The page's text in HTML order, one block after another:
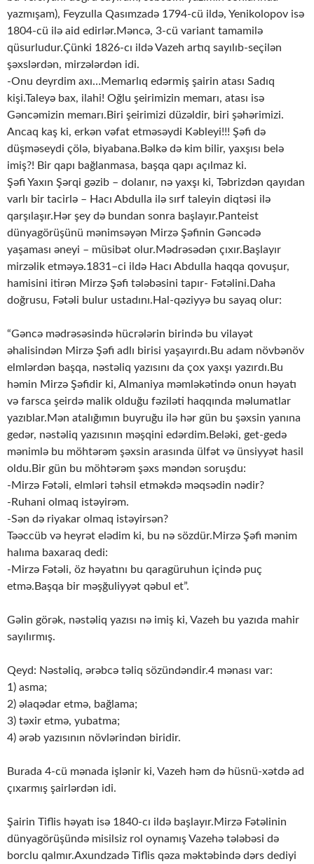
yazmışam), Feyzulla Qasımzadə 1794-cü ildə, Yenikolopov isə
1804-cü ilə aid edirlər.Məncə, 3-cü variant tamamilə
qüsurludur.Çünki 1826-cı ildə Vazeh artıq sayılıb-seçilən
şəxslərdən, mirzələrdən idi.
-Onu deyrdim axı…Memarlıq edərmiş şairin atası Sadıq
kişi.Taleyə bax, ilahi! Oğlu şeirimizin memarı, atası isə
Gəncəmizin memarı.Biri şeirimizi düzəldir, biri şəhərimizi.
Ancaq kaş ki, erkən vəfat etməsəydi Kəbleyi!!! Şəfi də
düşməseydi çölə, biyabana.Bəlkə də kim bilir, yaxşısı belə
imiş?! Bir qapı bağlanmasa, başqa qapı açılmaz ki.
Şəfi Yaxın Şərqi gəzib – dolanır, nə yaxşı ki, Təbrizdən qayıdan
varlı bir tacirlə – Hacı Abdulla ilə sırf taleyin diqtəsi ilə
qarşılaşır.Hər şey də bundan sonra başlayır.Panteist
dünyagörüşünü mənimsəyən Mirzə Şəfinin Gəncədə
yaşaması əneyi – müsibət olur.Mədrəsədən çıxır.Başlayır
mirzəlik etməyə.1831–ci ildə Hacı Abdulla haqqa qovuşur,
hamisini itirən Mirzə Şəfi tələbəsini tapır- Fətəlini.Daha
doğrusu, Fətəli bulur ustadını.Hal-qəziyyə bu sayaq olur:
“Gəncə mədrəsəsində hücrələrin birində bu vilayət
əhalisindən Mirzə Şəfi adlı birisi yaşayırdı.Bu adam növbənöv
elmlərdən başqa, nəstəliq yazısını da çox yaxşı yazırdı.Bu
həmin Mirzə Şəfidir ki, Almaniya məmləkətində onun həyatı
və farsca şeirdə malik olduğu fəziləti haqqında məlumatlar
yazıblar.Mən atalığımın buyruğu ilə hər gün bu şəxsin yanına
gedər, nəstəliq yazısının məşqini edərdim.Beləki, get-gedə
mənimlə bu möhtərəm şəxsin arasında ülfət və ünsiyyət hasil
oldu.Bir gün bu möhtərəm şəxs məndən soruşdu:
-Mirzə Fətəli, elmləri təhsil etməkdə məqsədin nədir?
-Ruhani olmaq istəyirəm.
-Sən də riyakar olmaq istəyirsən?
Təəccüb və heyrət elədim ki, bu nə sözdür.Mirzə Şəfi mənim
halıma baxaraq dedi:
-Mirzə Fətəli, öz həyatını bu qaragüruhun içində puç
etmə.Başqa bir məşğuliyyət qəbul et”.
Gəlin görək, nəstəliq yazısı nə imiş ki, Vazeh bu yazıda mahir
sayılırmış.
Qeyd: Nəstəliq, ərəbcə təliq sözündəndir.4 mənası var:
1) asma;
2) əlaqədar etmə, bağlama;
3) təxir etmə, yubatma;
4) ərəb yazısının növlərindən biridir.
Burada 4-cü mənada işlənir ki, Vazeh həm də hüsnü-xətdə ad
çıxarmış şairlərdən idi.
Şairin Tiflis həyatı isə 1840-cı ildə başlayır.Mirzə Fətəlinin
dünyagörüşündə misilsiz rol oynamış Vazehə tələbəsi də
borclu qalmır.Axundzadə Tiflis qəza məktəbində dərs dediyi